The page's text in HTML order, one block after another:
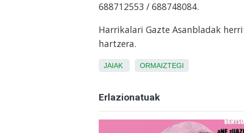
688712553 / 688748084.
Harrikalari Gazte Asanbladak
hartzera.
JAIAK ORMAIZTEGI
Erlazionatuak